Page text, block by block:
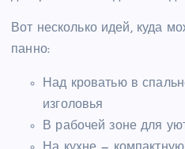
Вот несколько идей, куда
панно:
Над кроватью в
изголовья
В рабочей зоне для